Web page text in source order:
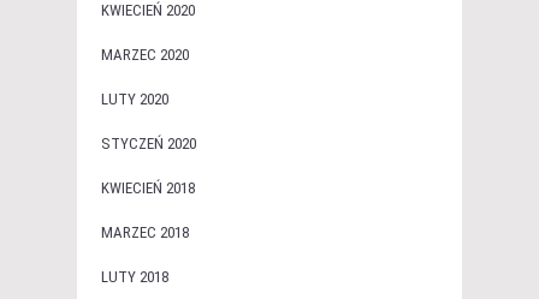
KWIECIEŃ 2020
MARZEC 2020
LUTY 2020
STYCZEŃ 2020
KWIECIEŃ 2018
MARZEC 2018
LUTY 2018